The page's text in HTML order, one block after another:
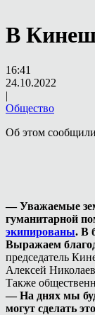
В
16:41
24.10.2022
|
Общество
Об этом
—Уважаемые
гуманитарной
экипированы. В
Выражаем
председатель
Алексей
Также
— На днях мы
могут сделать